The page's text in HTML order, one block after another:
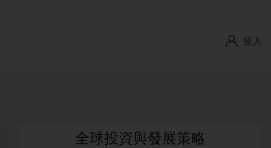
登入
全球投資與發展策略